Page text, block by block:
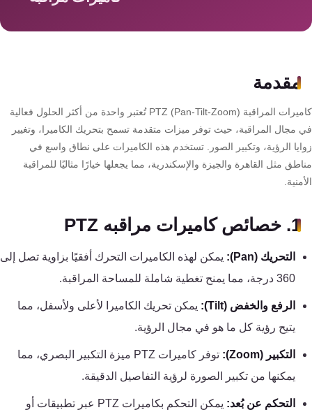
مقدمة
كاميرات المراقبة PTZ (Pan-Tilt-Zoom) تُعتبر واحدة من أكثر الحلول فعالية
مجال المراقبة، حيث توفر ميزات متقدمة تسمح بتحريك الكاميرا، وتغيير
الرؤية، وتكبير الصور. تستخدم هذه الكاميرات على نطاق واسع في
مثل القاهرة والجيزة والإسكندرية، مما يجعلها خيارًا مثاليًا للمراقبة
1. خصائص كاميرات مراقبه PTZ
التحريك (Pan):
يمكن لهذه الكاميرات التحرك أفقيًا بزاوية تصل إلى
360 درجة، مما يمنح تغطية شاملة للمساحة المراقبة.
الرفع والخفض (Tilt):
يمكن تحريك الكاميرا لأعلى ولأسفل، مما
يتيح رؤية كل ما هو في مجال الرؤية.
التكبير (Zoom):
توفر كاميرات PTZ ميزة التكبير البصري، مما
يمكنها من تكبير الصورة لرؤية التفاصيل الدقيقة.
التحكم عن بُعد:
يمكن التحكم بكاميرات PTZ عبر تطبيقات أو
هوم
سيستم
حلول
أمنية
للشركات
والمصانع
جهاز
الحضور
والانصراف
شبكات
المحمول
والانترنت